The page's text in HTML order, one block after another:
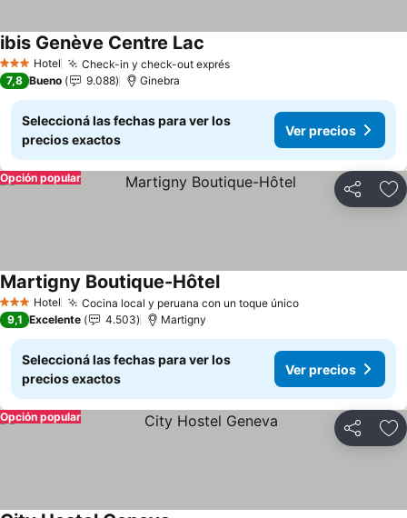
3 Estrellas
Hotel Check-in y check-out exprés
ibis Genève Centre Lac
7,8 Bueno 9.088 Ginebra
Seleccioná las fechas para ver los
precios exactos
Ver precios
Compartir
Opción popular
3 Estrellas
Hotel Cocina local y peruana con un toque único
Martigny Boutique-Hôtel
9,1 Excelente 4.503 Martigny
Seleccioná las fechas para ver los
precios exactos
Ver precios
Compartir
Opción popular